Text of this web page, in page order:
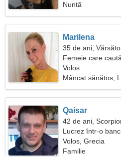
Nuntă
Marilena
35 de ani,
Femeie care
Volos
Mâncat sănătos,
Qaisar
42 de ani,
Lucrez într-o
excepțională
Volos, Grecia
Familie